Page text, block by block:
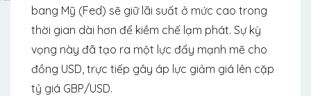
bang Mỹ (Fed) sẽ giữ lãi suất ở mức cao trong
thời gian dài hơn để kiềm chế lạm phát. Sự kỳ
vọng này đã tạo ra một lực đẩy mạnh mẽ cho
đồng USD, trực tiếp gây áp lực giảm giá lên cặp
tỷ giá GBP/USD.